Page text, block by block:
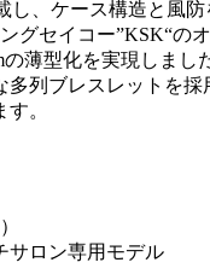
し、ケース構造と風
グセイコー”KSK“の
薄型化を実現しまし
多列ブレスレットを
。
サロン専用モデル